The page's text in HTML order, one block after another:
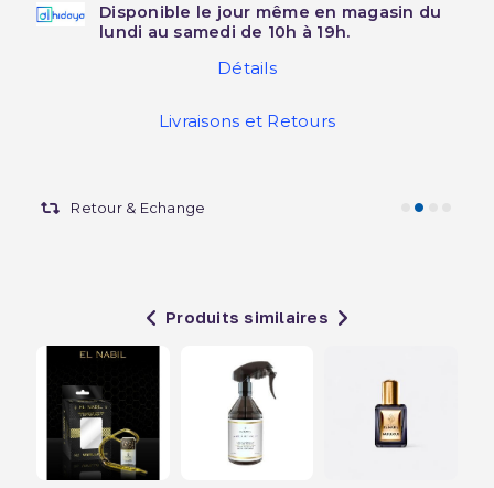
Disponible le jour même en magasin du
lundi au samedi de 10h à 19h.
Détails
Livraisons et Retours
Retour & Echange
Produits similaires